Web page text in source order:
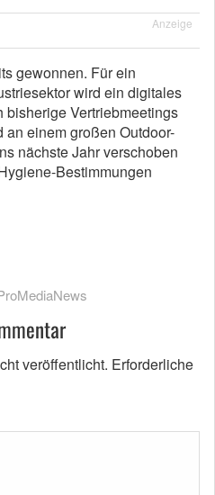
Anzeige
gewonnen. Für ein
wird ein digitales
bisherige Vertriebmeetings
einem großen Outdoor-
nächste Jahr verschoben
Bestimmungen
veröffentlicht. Erforderliche